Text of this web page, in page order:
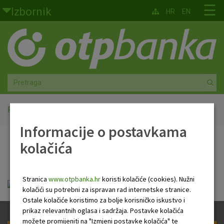
Skoči na glavni sadržaj
Izbornik
Građani
Privatno bankarstvo
Agro
Mala poduzeća i obrtnici
Srednja i velika poduzeća
Faktoring
O nama
☰
HR EN
Početna
Zahtjev za plasman
zahtjev_za_plasman.pdf
Informacije o postavkama
kolačića
Stranica www.otpbanka.hrkoristi kolačiće (cookies). Nužni
kolačići su potrebni za ispravan rad internetske stranice.
Ostale kolačiće koristimo za bolje korisničko iskustvo i
prikaz relevantnih oglasa i sadržaja. Postavke kolačića
možete promijeniti na "Izmjeni postavke kolačića" te